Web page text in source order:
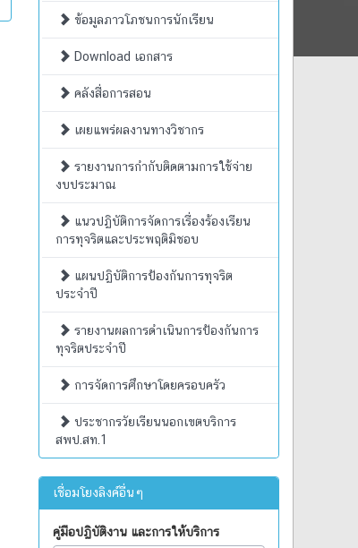
ข้อมูลภาวโภชนการนักเรียน
Download เอกสาร
คลังสื่อการสอน
เผยแพร่ผลงานทางวิชากร
รายงานการกำกับติดตามการใช้จ่าย
งบประมาณ
แนวปฏิบัติการจัดการเรื่องร้องเรียน
การทุจริตและประพฤติมิชอบ
แผนปฏิบัติการป้องกันการทุจริต
ประจำปี
รายงานผลการดำเนินการป้องกันการ
ทุจริตประจำปี
การจัดการศึกษาโดยครอบครัว
ประชากรวัยเรียนนอกเขตบริการ
สพป.สท.1
เชื่อมโยงลิงค์อื่นๆ
คู่มือปฏิบัติงาน และการให้บริการ